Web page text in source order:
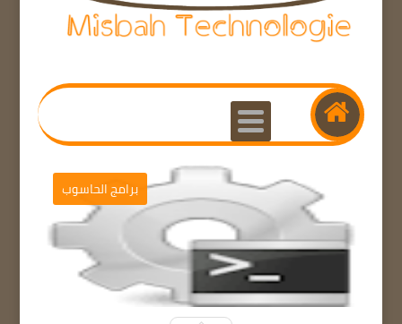
برامج الحاسوب